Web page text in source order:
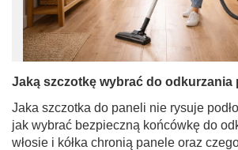
Jaką szczotkę wybrać do odkurzania
Jaka szczotka do paneli nie rysuje
jak wybrać bezpieczną końcówkę do
włosie i kółka chronią panele oraz